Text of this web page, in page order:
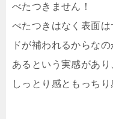
べたつきません！
べたつきはなく表面
ドが補われるからなの
ある という実感があり
しっとり感ともっちり